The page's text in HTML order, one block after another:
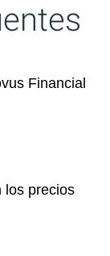
Financial
los precios